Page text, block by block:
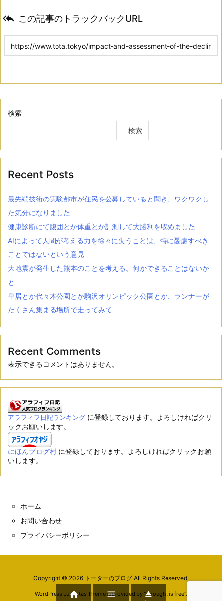
 この記事のトラックバックURL
検索
検索
Recent Posts
最先端技術の実験都市が住民を公募していると聞き、ワクワクし
た気分になりました
健康診断にて腹囲とか体重とか計測して大勝利を収めました
AIによって人間が考える力を徐々に失うことは、特に憂慮すべき
ことではないという意見
大地震が発生した熊本のことを考える。何かできることはないか
と
皇居とか代々木公園とか駒沢オリンピック公園とか、ランナーが
たくさん集まる場所で走ってみて
Recent Comments
表示できるコメントはありません。
アラフィフ日記ランキング に登録しております。よろしければクリ
ックお願いします。
にほんブログ村 に登録しております。よろしければクリックお願
いします。
ホーム
お問い合わせ
プライバシーポリシー
Copyright © 2026 トーターのブログ All Rights Reserved.
WordPress Luxeritas Theme is provided by "Thought is free".
  